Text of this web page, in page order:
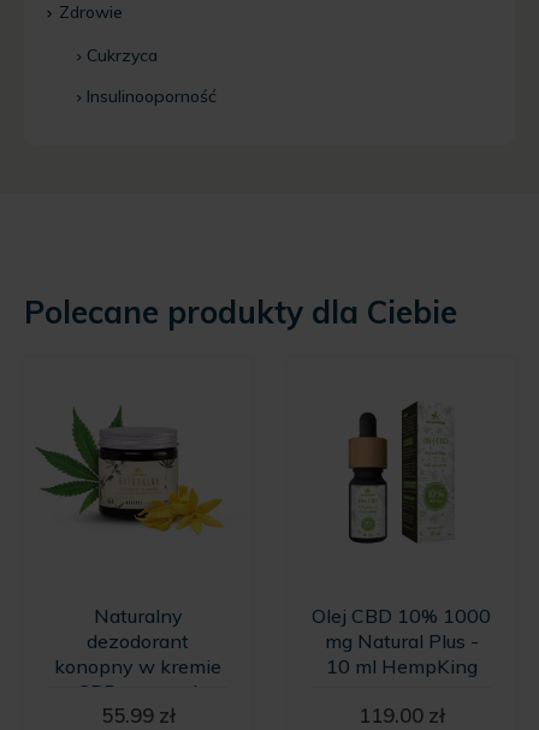
Zdrowie
Cukrzyca
Insulinooporność
Polecane produkty dla Ciebie
Naturalny
dezodorant
konopny w kremie
z CBD o zapachu
wanilii i kwiatów
55.99 zł
Olej CBD 10% 1000
mg Natural Plus -
10 ml HempKing
119.00 zł